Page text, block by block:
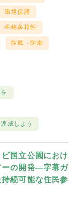
環境保護
生物多様性
防風・防潮
成しよう
国立公園におけ
ーの開発―字幕ガ
続可能な住民参